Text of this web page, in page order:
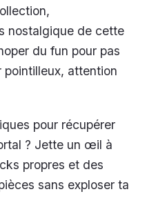
nostalgique de cette
du fun pour pas
pointilleux, attention
pour récupérer
? Jette un œil à
propres et des
sans exploser ta